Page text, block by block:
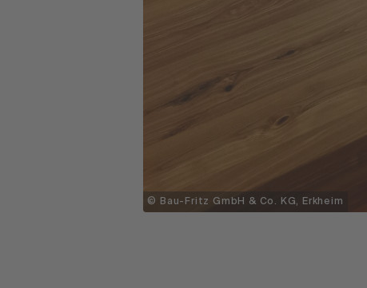
© Bau-Fritz GmbH & Co. KG, Erkheim